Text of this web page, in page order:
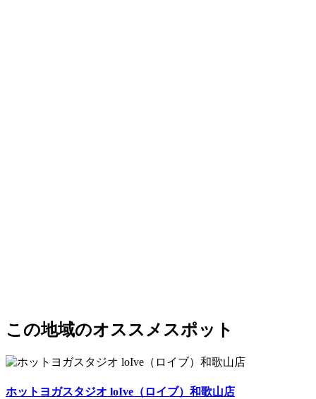
この地域のオススメスポット
ホットヨガスタジオ loIve（ロイブ）和歌山店